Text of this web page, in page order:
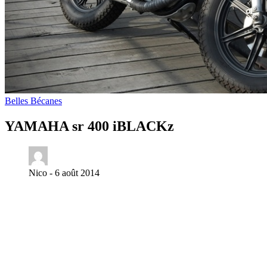
Belles Bécanes
YAMAHA sr 400 iBLACKz
Nico - 6 août 2014